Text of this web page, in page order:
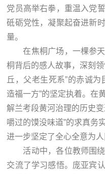
党员高举右拳，重温入党
砥砺党性，凝聚起奋进新
量。
在焦桐广场，一棵参
桐背后的感人故事，深刻
丘，父老生死系”的赤诚为
造福一方”的坚定执着。在
解兰考段黄河治理的历史
嚼过的馍没味道”的求真务
进一步坚定了全心全意为人
活动中，各位教师围
交流了学习感悟。庞亚宾